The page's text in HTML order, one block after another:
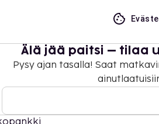
Älä jää paitsi – tilaa
Pysy ajan tasalla! Saat